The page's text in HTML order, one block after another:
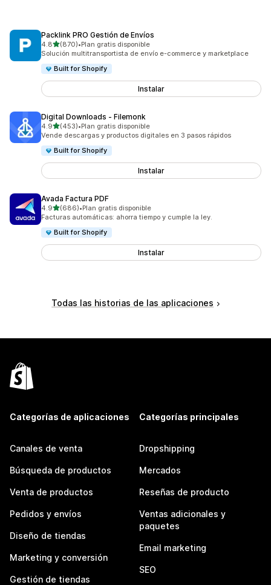
Packlink PRO Gestión de Envíos
4.8de 5 estrellas
(870)
870 reseñas en total
•Plan gratis disponible
Solución multitransportista de envío e-commerce y marketplace
Built for Shopify
Instalar
Digital Downloads ‑ Filemonk
4.9de 5 estrellas
(453)
453 reseñas en total
•Plan gratis disponible
Vende descargas y productos digitales en 3 pasos rápidos
Built for Shopify
Instalar
Avada Factura PDF
4.9de 5 estrellas
(686)
686 reseñas en total
•Plan gratis disponible
Facturas automáticas: ahorra tiempo y cumple la ley.
Built for Shopify
Instalar
Todas las historias de las aplicaciones
Categorías de aplicaciones
Canales de venta
Búsqueda de productos
Venta de productos
Pedidos y envíos
Diseño de tiendas
Marketing y conversión
Gestión de tiendas
Categorías principales
Dropshipping
Mercados
Reseñas de producto
Ventas adicionales y
paquetes
Email marketing
SEO